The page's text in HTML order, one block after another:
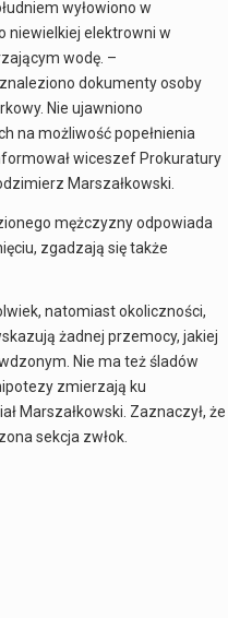
wyłowiono w
niewielkiej elektrowni w
wodę. –
dokumenty osoby
Nie ujawniono
na możliwość popełnienia
wiceszef Prokuratury
Marszałkowski.
mężczyzny odpowiada
zgadzają się także
natomiast okoliczności,
żadnej przemocy, jakiej
Nie ma też śladów
zmierzają ku
Marszałkowski. Zaznaczył, że
sekcja zwłok.